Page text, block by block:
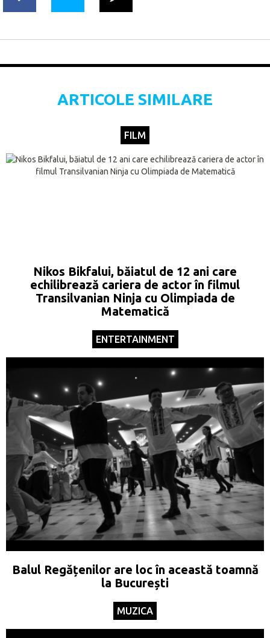
ARTICOLE SIMILARE
FILM
Nikos Bikfalui, băiatul de 12 ani care
echilibrează cariera de actor în filmul
Transilvanian Ninja cu Olimpiada de
Matematică
ENTERTAINMENT
Balul Regățenilor are loc în această toamnă
la București
MUZICA